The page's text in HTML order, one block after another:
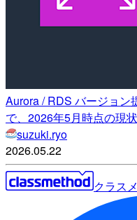
Aurora / RDS バージョン
で、2026年5月時点の現
suzuki.ryo
2026.05.22
クラス